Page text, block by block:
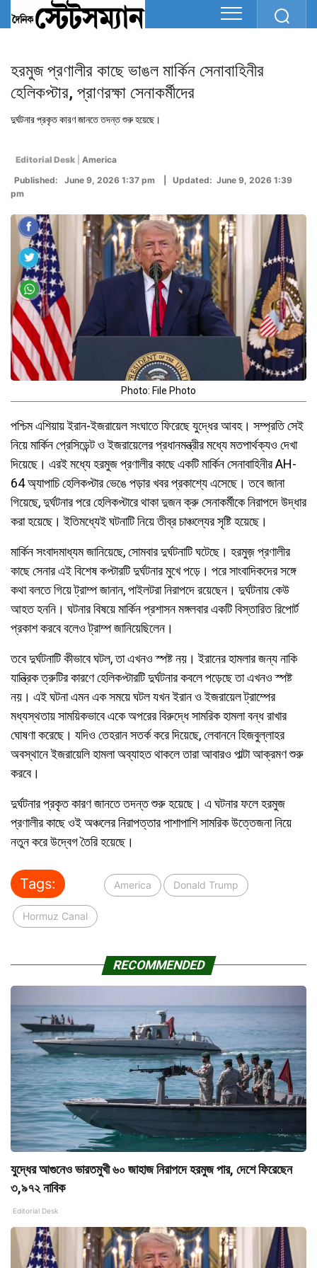
হরমুজ প্রণালীর কাছে ভাঙল মার্কিন সেনাবাহিনীর
হেলিকপ্টার, প্রাণরক্ষা সেনাকর্মীদের
দুর্ঘটনার প্রকৃত কারণ জানতে তদন্ত শুরু হয়েছে।
Editorial Desk
America
Published: June 9, 2026 1:37 pm | Updated: June 9, 2026 1:39
pm
Photo: File Photo
পশ্চিম এশিয়ায় ইরান-ইজরায়েল সংঘাতে ফিরেছে যুদ্ধের আবহ। সম্প্রতি সেই
নিয়ে মার্কিন প্রেসিডেন্ট ও ইজরায়েলের প্রধানমন্ত্রীর মধ্যে মতপার্থক্যও দেখা
দিয়েছে। এরই মধ্যে হরমুজ প্রণালীর কাছে একটি মার্কিন সেনাবাহিনীর AH-
64 অ্যাপাচি হেলিকপ্টার ভেঙে পড়ার খবর প্রকাশ্যে এসেছে। তবে জানা
গিয়েছে, দুর্ঘটনার পরে হেলিকপ্টারে থাকা দুজন ক্রু সেনাকর্মীকে নিরাপদে উদ্ধার
করা হয়েছে। ইতিমধ্যেই ঘটনাটি নিয়ে তীব্র চাঞ্চল্যের সৃষ্টি হয়েছে।
মার্কিন সংবাদমাধ্যম জানিয়েছে, সোমবার দুর্ঘটনাটি ঘটেছে। হরমুজ় প্রণালীর
কাছে সেনার এই বিশেষ কপ্টারটি দুর্ঘটনার মুখে পড়ে। পরে সাংবাদিকদের সঙ্গে
কথা বলতে গিয়ে ট্রাম্প জানান, পাইলটরা নিরাপদে রয়েছেন। দুর্ঘটনায় কেউ
আহত হননি। ঘটনার বিষয়ে মার্কিন প্রশাসন মঙ্গলবার একটি বিস্তারিত রিপোর্ট
প্রকাশ করবে বলেও ট্রাম্প জানিয়েছিলেন।
তবে দুর্ঘটনাটি কীভাবে ঘটল, তা এখনও স্পষ্ট নয়। ইরানের হামলার জন্য নাকি
যান্ত্রিক ত্রুটির কারণে হেলিকপ্টারটি দুর্ঘটনার কবলে পড়েছে তা এখনও স্পষ্ট
নয়। এই ঘটনা এমন এক সময়ে ঘটল যখন ইরান ও ইজরায়েল ট্রাম্পের
মধ্যস্থতায় সাময়িকভাবে একে অপরের বিরুদ্ধে সামরিক হামলা বন্ধ রাখার
ঘোষণা করেছে। যদিও তেহরান সতর্ক করে দিয়েছে, লেবাননে হিজবুল্লাহর
অবস্থানে ইজরায়েলি হামলা অব্যাহত থাকলে তারা আবারও পাল্টা আক্রমণ শুরু
করবে।
দুর্ঘটনার প্রকৃত কারণ জানতে তদন্ত শুরু হয়েছে। এ ঘটনার ফলে হরমুজ
প্রণালীর কাছে ওই অঞ্চলের নিরাপত্তার পাশাপাশি সামরিক উত্তেজনা নিয়ে
নতুন করে উদ্বেগ তৈরি হয়েছে।
Tags: America Donald Trump
Hormuz Canal
RECOMMENDED
যুদ্ধের আগুনেও ভারতমুখী ৬০ জাহাজ নিরাপদে হরমুজ পার, দেশে ফিরেছেন
৩,৯৭২ নাবিক
Editorial Desk